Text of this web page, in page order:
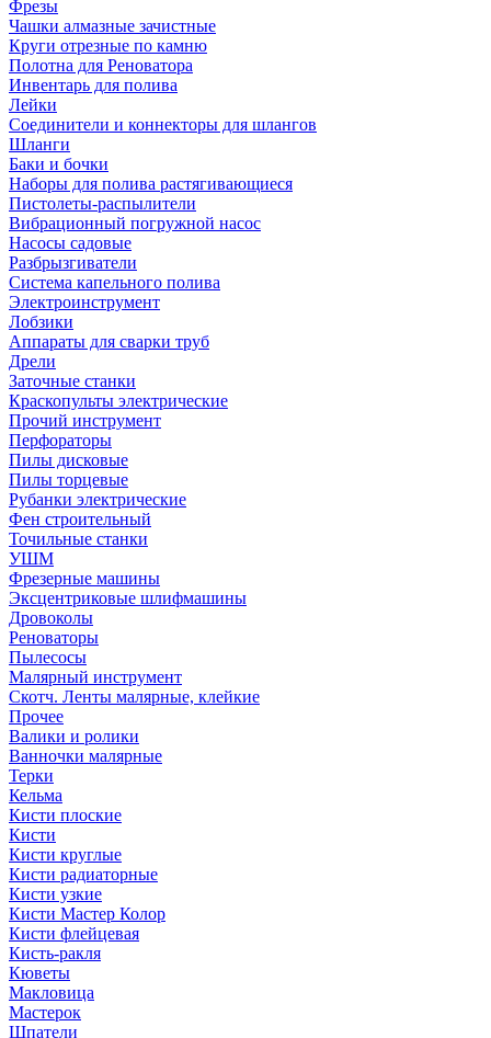
Фрезы
Чашки алмазные зачистные
Круги отрезные по камню
Полотна для Реноватора
Инвентарь для полива
Лейки
Соединители и коннекторы для шлангов
Шланги
Баки и бочки
Наборы для полива растягивающиеся
Пистолеты-распылители
Вибрационный погружной насос
Насосы садовые
Разбрызгиватели
Система капельного полива
Электроинструмент
Лобзики
Аппараты для сварки труб
Дрели
Заточные станки
Краскопульты электрические
Прочий инструмент
Перфораторы
Пилы дисковые
Пилы торцевые
Рубанки электрические
Фен строительный
Точильные станки
УШМ
Фрезерные машины
Эксцентриковые шлифмашины
Дровоколы
Реноваторы
Пылесосы
Малярный инструмент
Скотч. Ленты малярные, клейкие
Прочее
Валики и ролики
Ванночки малярные
Терки
Кельма
Кисти плоские
Кисти
Кисти круглые
Кисти радиаторные
Кисти узкие
Кисти Мастер Колор
Кисти флейцевая
Кисть-ракля
Кюветы
Макловица
Мастерок
Шпатели